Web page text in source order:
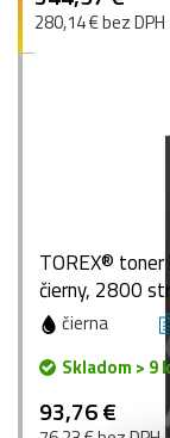
280,14 € bez DPH
TOREX®
čierny, 2800
čierna
Skladom > 9
93,76 €